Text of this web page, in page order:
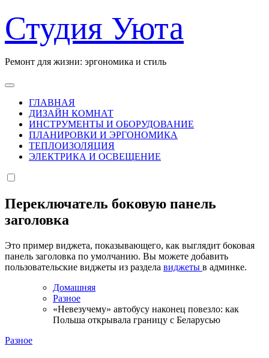
к
содержанию
Студия Уюта
Ремонт для жизни: эргономика и стиль
ГЛАВНАЯ
ДИЗАЙН КОМНАТ
ИНСТРУМЕНТЫ И ОБОРУДОВАНИЕ
ПЛАНИРОВКИ И ЭРГОНОМИКА
ТЕПЛОИЗОЛЯЦИЯ
ЭЛЕКТРИКА И ОСВЕЩЕНИЕ
Переключатель боковую панель
заголовка
Это пример виджета, показывающего, как выглядит боковая
панель заголовка по умолчанию. Вы можете добавить
пользовательские виджеты из раздела виджеты в админке.
Домашняя
Разное
«Невезучему» автобусу наконец повезло: как
Польша открывала границу с Беларусью
Разное